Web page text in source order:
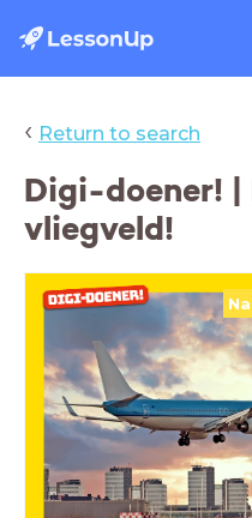
‹ Return to search
Digi-doener! |
vliegveld!